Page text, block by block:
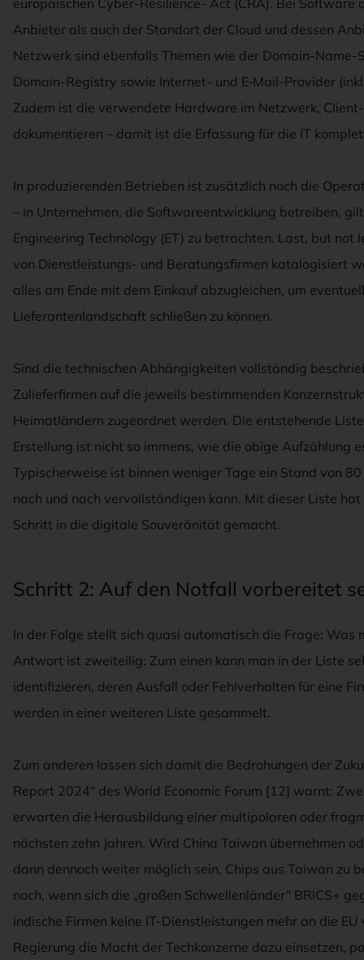
europäischen Cyber-Resilience- Act (CRA). Bei Software
Anbieter als auch der Standort der Cloud und dessen
Netzwerk sind ebenfalls Themen wie der Domain-Name-
Domain-Registry sowie Internet- und E‑Mail-Provider
Zudem ist die verwendete Hardware im Netzwerk,
dokumentieren – damit ist die Erfassung für die IT
In produzierenden Betrieben ist zusätzlich noch die
– in Unternehmen, die Softwareentwicklung betreiben,
Engineering Technology (ET) zu betrachten. Last, but
von Dienstleistungs- und Beratungsfirmen katalogisiert
alles am Ende mit dem Einkauf abzugleichen, um
Lieferantenlandschaft schließen zu können.
Sind die technischen Abhängigkeiten vollständig
Zulieferfirmen auf die jeweils bestimmenden
Heimatländern zugeordnet werden. Die entstehende
Erstellung ist nicht so immens, wie die obige Aufzählung
Typischerweise ist binnen weniger Tage ein Stand von
nach und nach vervollständigen kann. Mit dieser Liste
Schritt in die digitale Souveränität gemacht.
Schritt 2: Auf den Notfall vorbereitet
In der Folge stellt sich quasi automatisch die Frage: Was
Antwort ist zweiteilig: Zum einen kann man in der Liste
identifizieren, deren Ausfall oder Fehlverhalten für eine
werden in einer weiteren Liste gesammelt.
Zum anderen lassen sich damit die Bedrohungen der
Report 2024“ des World Economic Forum [12] warnt:
erwarten die Herausbildung einer multipolaren oder
nächsten zehn Jahren. Wird China Taiwan übernehmen
dann dennoch weiter möglich sein, Chips aus Taiwan zu
noch, wenn sich die „großen Schwellenländer“ BRICS+
indische Firmen keine IT-Dienstleistungen mehr an die
Regierung die Macht der Techkonzerne dazu einsetzen,